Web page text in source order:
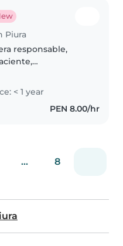
Piura
responsable,
con ellos a
la lectura, las
< 1 year
PEN 8.00/hr
... 8